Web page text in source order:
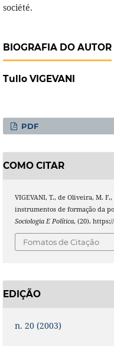
société.
BIOGRAFIA DO AUTOR
Tullo VIGEVANI
PDF
COMO CITAR
VIGEVANI, T., de Oliveira, M.
instrumentos de formação da
Sociologia E Política, (20).
Fomatos de Citação
EDIÇÃO
n. 20 (2003)